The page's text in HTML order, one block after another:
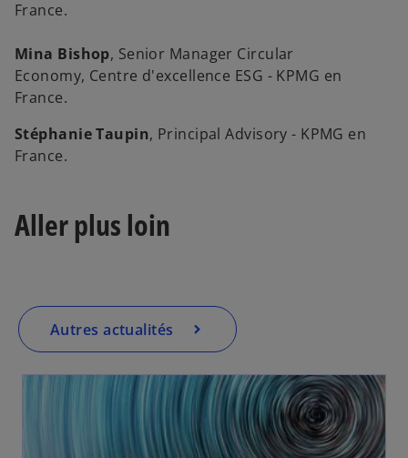
France.
Mina Bishop, Senior Manager Circular
Economy, Centre d'excellence ESG - KPMG en
France.
Stéphanie Taupin, Principal Advisory - KPMG en
France.
Aller plus loin
Autres actualités